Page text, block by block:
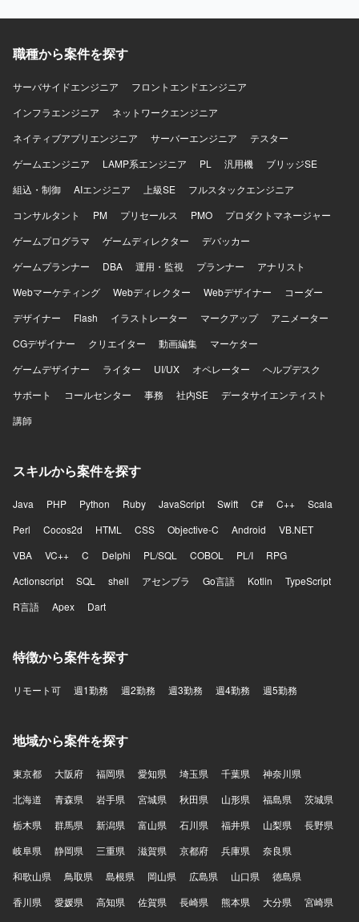
計・改善ができる方を求めております。 長期的なサービス
組める方が望ましいです。 【ポジションの魅力】 サービス
として安全かつ継続的に運用するための基盤づくりに深く
関わることができます。 スモールスタートから5年スパンで
の大規模展開を見据えたプロジェクトであり、立ち上げフ
ェーズから仕様検討やアーキテクチャ設計に関与できま
会課題の解決に直結する社会インフラ領域に挑戦できる点
も大きな魅力です。 【開発環境】 クラウド：AWS または
ど（予定） その他：マイクロサービス、データ処理設計 な
ど
職種から案件を探す
サーバサイドエンジニア
フロントエンドエンジニア
インフラエンジニア
ネットワークエンジニア
ネイティブアプリエンジニア
サーバーエンジニア
テスター
ゲームエンジニア
LAMP系エンジニア PL 汎用機
ブリッジSE
組込・制御
AIエンジニア 上級SE
フルスタックエンジニア
コンサルタント
PM プリセールス PMO
プロダクトマネージャー
ゲームプログラマ
ゲームディレクター
デバッカー
ゲームプランナー
DBA 運用・監視 プランナー
アナリスト
Webマーケティング
Webディレクター Webデザイナー
コーダー
デザイナー
Flash イラストレーター マークアップ
アニメーター
CGデザイナー
クリエイター 動画編集
マーケター
ゲームデザイナー
ライター UI/UX オペレーター
ヘルプデスク
サポート
コールセンター 事務 社内SE
データサイエンティスト
講師
スキルから案件を探す
Java PHP Python Ruby JavaScript Swift C# C++
Scala
Perl
Cocos2d HTML CSS Objective-C Android
VB.NET
VBA
VC++ C Delphi PL/SQL COBOL PL/I
RPG
Actionscript
SQL shell アセンブラ Go言語 Kotlin
TypeScript
R言語
Apex Dart
特徴から案件を探す
リモート可 週1勤務 週2勤務 週3勤務 週4勤務 週5勤務
地域から案件を探す
東京都 大阪府 福岡県 愛知県 埼玉県 千葉県
神奈川県
北海道
青森県 岩手県 宮城県 秋田県 山形県 福島県
茨城県
栃木県
群馬県 新潟県 富山県 石川県 福井県 山梨県
長野県
岐阜県
静岡県 三重県 滋賀県 京都府 兵庫県
奈良県
和歌山県
鳥取県 島根県 岡山県 広島県 山口県
徳島県
香川県
愛媛県 高知県 佐賀県 長崎県 熊本県 大分県
宮崎県